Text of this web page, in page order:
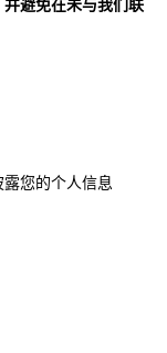
避免在未与我们联
您的个人信息